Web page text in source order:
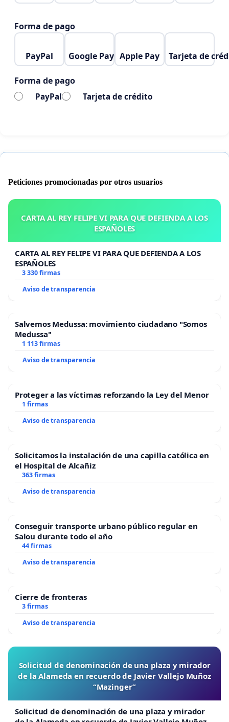
Forma de pago
PayPal Google Pay Apple Pay Tarjeta de
Forma de pago
PayPal Tarjeta de crédito
Peticiones promocionadas por otros usuarios
CARTA AL REY FELIPE VI PARA QUE DEFIENDA A LOS
ESPAÑOLES
CARTA AL REY FELIPE VI PARA QUE DEFIENDA A LOS
ESPAÑOLES
3 330 firmas
Aviso de transparencia
Salvemos Medussa: movimiento ciudadano "Somos
Medussa"
1 113 firmas
Aviso de transparencia
Proteger a las víctimas reforzando la Ley del Menor
1 firmas
Aviso de transparencia
Solicitamos la instalación de una capilla católica en
el Hospital de Alcañiz
363 firmas
Aviso de transparencia
Conseguir transporte urbano público regular en
Salou durante todo el año
44 firmas
Aviso de transparencia
Cierre de fronteras
3 firmas
Aviso de transparencia
Solicitud de denominación de una plaza y mirador
de la Alameda en recuerdo de Javier Vallejo Muñoz
“Mazinger”
Solicitud de denominación de una plaza y mirador